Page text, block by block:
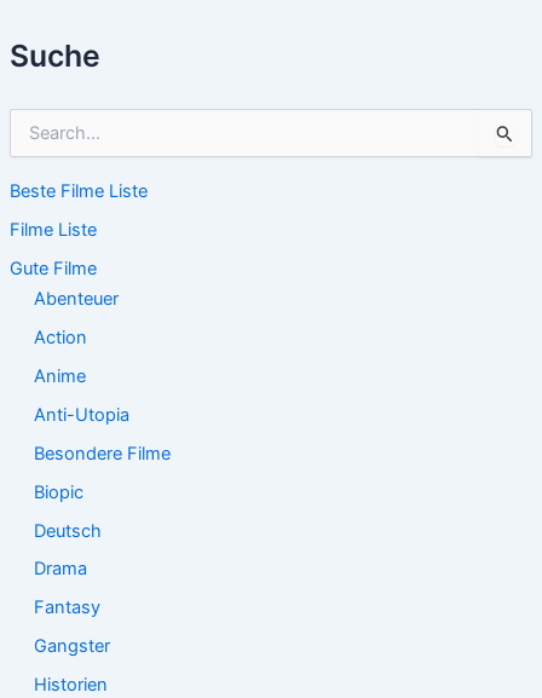
Suche
h
n
n
Beste Filme Liste
Filme Liste
Gute Filme
Abenteuer
Action
Anime
Anti-Utopia
Besondere Filme
Biopic
Deutsch
Drama
Fantasy
Gangster
Historien